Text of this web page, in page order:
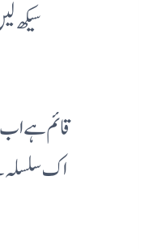
سیکھ
قائم ہے
اک سلسلہ